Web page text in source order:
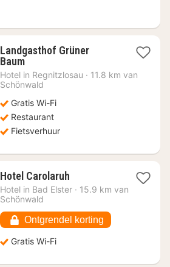
Landgasthof Grüner
Baum1
nacht
vanaf
61,68
Hotel in Regnitzlosau · 11.8 km van
Schönwald
Gratis Wi-Fi
Restaurant
Fietsverhuur
Hotel Carolaruh1
nacht
69,78
Hotel in Bad Elster · 15.9 km van
Schönwald
Ontgrendel korting
Gratis Wi-Fi